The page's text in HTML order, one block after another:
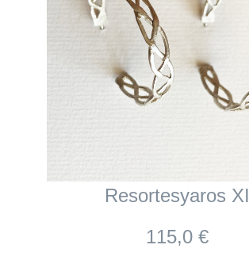
Resortesyaros XI
115,0 €